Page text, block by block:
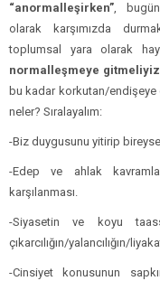
“anormalleşirken”,
olarak karşımızda
toplumsal yara olarak
normalleşmeye
bu kadar korkutan/
neler? Sıralayalım:
-Biz duygusunu yitirip
-Edep ve ahlak
karşılanması.
-Siyasetin ve koyu
çıkarcılığın/yalancılığın/
-Cinsiyet konusunun